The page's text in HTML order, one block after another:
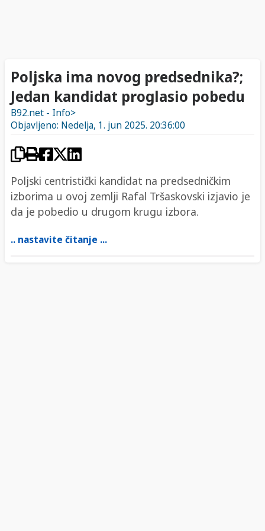
Poljska ima novog predsednika?;
Jedan kandidat proglasio pobedu
B92.net - Info>
Objavljeno: Nedelja, 1. jun 2025. 20:36:00
Poljski centristički kandidat na predsedničkim
izborima u ovoj zemlji Rafal Tršaskovski izjavio je
da je pobedio u drugom krugu izbora.
.. nastavite čitanje ...